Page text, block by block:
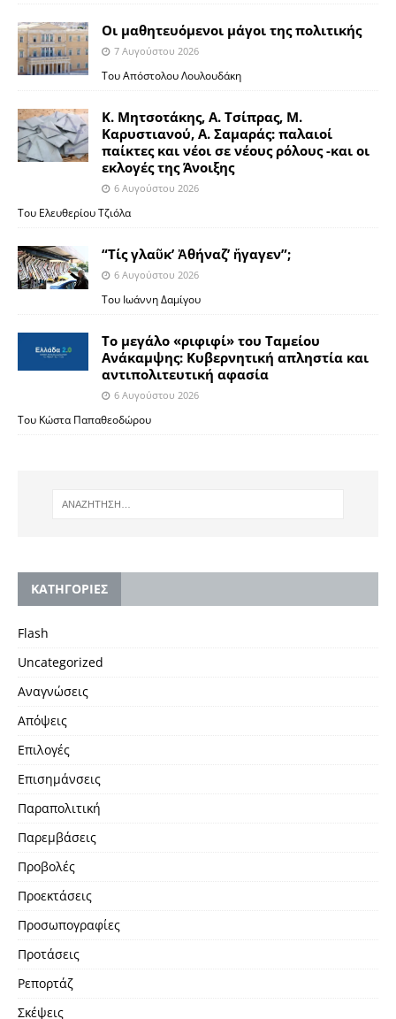
Οι μαθητευόμενοι μάγοι της πολιτικής
7 Αυγούστου 2026
Του Απόστολου Λουλουδάκη
Κ. Μητσοτάκης, Α. Τσίπρας, Μ.
Καρυστιανού, Α. Σαμαράς: παλαιοί
παίκτες και νέοι σε νέους ρόλους -και οι
εκλογές της Άνοιξης
6 Αυγούστου 2026
Του Ελευθερίου Τζιόλα
“Τίς γλαῦκ’ Ἀθήναζ’ ἤγαγεν”;
6 Αυγούστου 2026
Του Ιωάννη Δαμίγου
Το μεγάλο «ριφιφί» του Ταμείου
Ανάκαμψης: Κυβερνητική απληστία και
αντιπολιτευτική αφασία
6 Αυγούστου 2026
Του Κώστα Παπαθεοδώρου
KΑΤΗΓΟΡΙΕΣ
Flash
Uncategorized
Αναγνώσεις
Απόψεις
Επιλογές
Επισημάνσεις
Παραπολιτική
Παρεμβάσεις
Προβολές
Προεκτάσεις
Προσωπογραφίες
Προτάσεις
Ρεπορτάζ
Σκέψεις